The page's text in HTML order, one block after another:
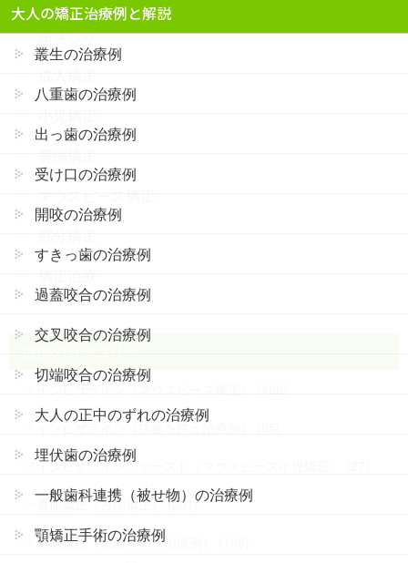
歯ぎしり
症例のカテゴリー
インビザライン（抜歯を伴う治療例） (85)
インビザラインファースト（マウスピース小児矯正） (27)
裏側矯正（舌側矯正） (201)
裏側矯正（抜歯を伴う治療例） (108)
大人の矯正治療例と解説
叢生の治療例
八重歯の治療例
出っ歯の治療例
受け口の治療例
開咬の治療例
すきっ歯の治療例
過蓋咬合の治療例
交叉咬合の治療例
切端咬合の治療例
大人の正中のずれの治療例
埋伏歯の治療例
一般歯科連携（被せ物）の治療例
顎矯正手術の治療例